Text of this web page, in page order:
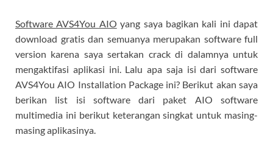
Software AVS4You AIO yang saya bagikan kali ini dapat
download gratis dan semuanya merupakan software full
version karena saya sertakan crack di dalamnya untuk
mengaktifasi aplikasi ini. Lalu apa saja isi dari software
AVS4You AIO Installation Package ini? Berikut akan saya
berikan list isi software dari paket AIO software
multimedia ini berikut keterangan singkat untuk masing-
masing aplikasinya.